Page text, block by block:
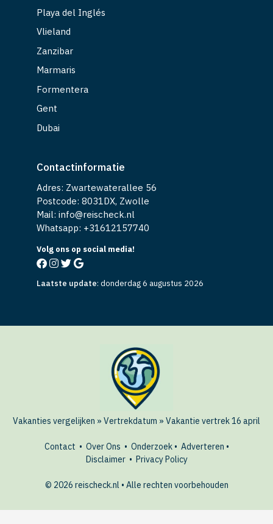
Playa del Inglés
Vlieland
Zanzibar
Marmaris
Formentera
Gent
Dubai
Contactinformatie
Adres: Zwartewaterallee 56
Postcode: 8031DX, Zwolle
Mail: info@reischeck.nl
Whatsapp: +31612157740
Volg ons op social media!
Laatste update: donderdag 6 augustus 2026
Vakanties vergelijken » Vertrekdatum » Vakantie vertrek 16 april
Contact • Over Ons • Onderzoek• Adverteren •
Disclaimer• Privacy Policy
© 2026 reischeck.nl • Alle rechten voorbehouden